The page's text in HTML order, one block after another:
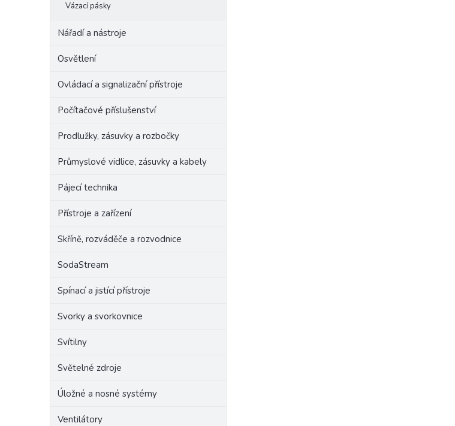
Vázací pásky
Nářadí a nástroje
Osvětlení
Ovládací a signalizační přístroje
Počítačové příslušenství
Prodlužky, zásuvky a rozbočky
Průmyslové vidlice, zásuvky a kabely
Pájecí technika
Přístroje a zařízení
Skříně, rozváděče a rozvodnice
SodaStream
Spínací a jistící přístroje
Svorky a svorkovnice
Svítilny
Světelné zdroje
Úložné a nosné systémy
Ventilátory